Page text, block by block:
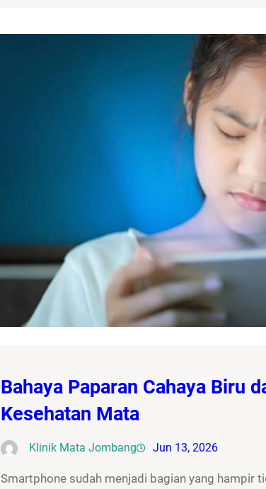
Bahaya Paparan Cahaya Biru
Kesehatan Mata
Klinik Mata Jombang Jun 13, 2026
Smartphone sudah menjadi bagian yang hampir